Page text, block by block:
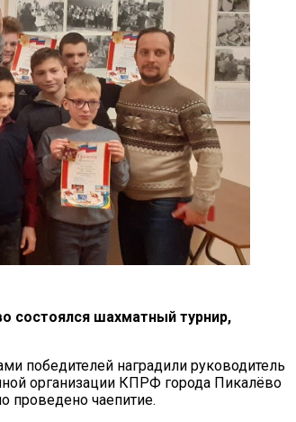
состоялся шахматный турнир,
победителей наградили руководитель
организации КПРФ города Пикалёво
проведено чаепитие.